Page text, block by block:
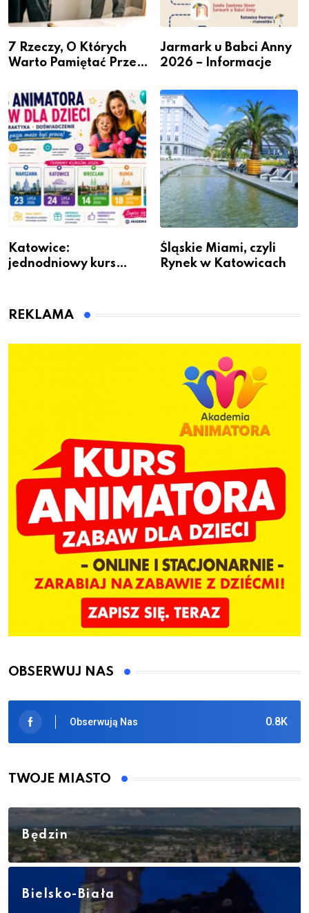
7 Rzeczy, O Których
Warto Pamiętać Przed
Jarmark u Babci Anny
2026 – Informacje
Katowice:
jednodniowy kurs
dzieci
Śląskie Miami, czyli
Rynek w Katowicach
REKLAMA
OBSERWUJ NAS
0.8K
Obserwują Nas
TWOJE MIASTO
Będzin
Bielsko-Biała